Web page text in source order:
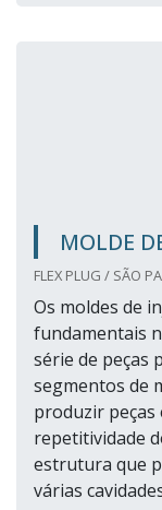
MOLDE
FLEX PLUG / SÃO
Os moldes de
fundamentais
série de peças
segmentos de
produzir peças
repetitividade
estrutura que
várias